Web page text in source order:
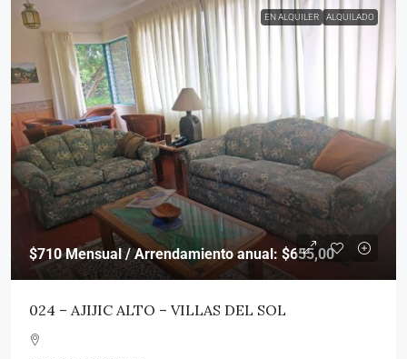
EN ALQUILER ALQUILADO
$710Mensual / Arrendamiento anual: $655,00
024 – AJIJIC ALTO – VILLAS DEL SOL